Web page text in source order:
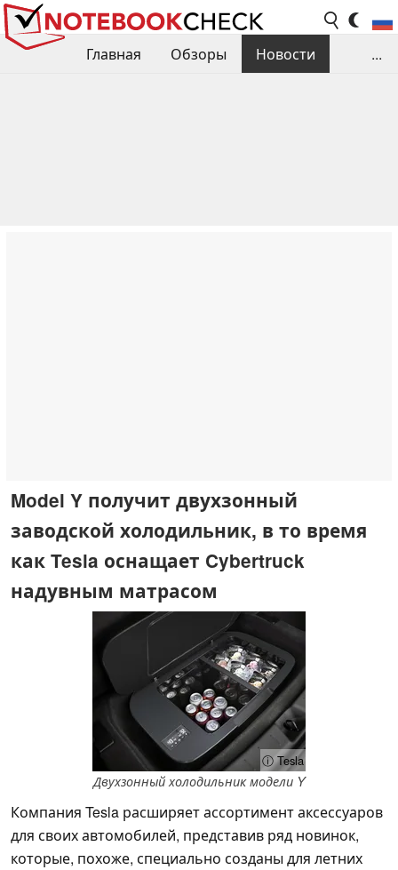
Главная Обзоры
Новости
...
Model Y получит двухзонный
заводской холодильник, в то время
как Tesla оснащает Cybertruck
надувным матрасом
ⓘ Tesla
Двухзонный холодильник модели Y
Компания Tesla расширяет ассортимент аксессуаров
для своих автомобилей, представив ряд новинок,
которые, похоже, специально созданы для летних